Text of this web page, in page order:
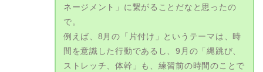
ネージメント」に繋がることだなと思ったの
で。
例えば、8月の「片付け」というテーマは、時
間を意識した行動であるし、9月の「縄跳び、
ストレッチ、体幹」も、練習前の時間のことで